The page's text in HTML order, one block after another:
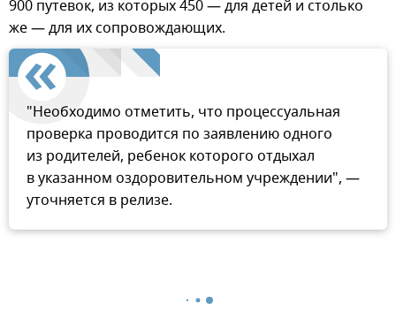
900 путевок, из которых 450 — для детей и столько
же — для их сопровождающих.
"Необходимо отметить, что процессуальная
проверка проводится по заявлению одного
из родителей, ребенок которого отдыхал
в указанном оздоровительном учреждении", —
уточняется в релизе.